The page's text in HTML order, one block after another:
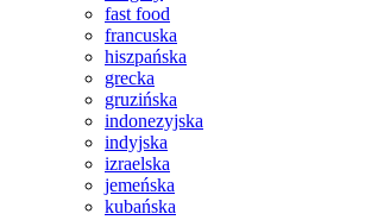
fast food
francuska
hiszpańska
grecka
gruzińska
indonezyjska
indyjska
izraelska
jemeńska
kubańska